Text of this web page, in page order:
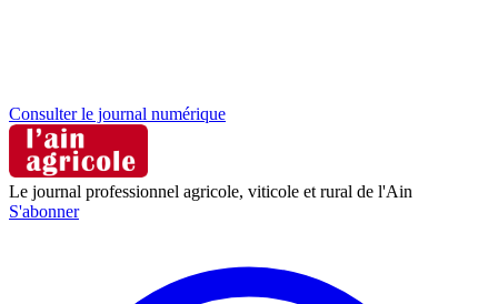
Consulter le journal numérique
Le journal professionnel agricole, viticole et rural de l'Ain
S'abonner